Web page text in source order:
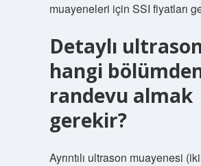
muayeneleri için SSI fiyatları
Detaylı
hangi
randevu almak
gerekir?
Ayrıntılı ultrason muayenesi